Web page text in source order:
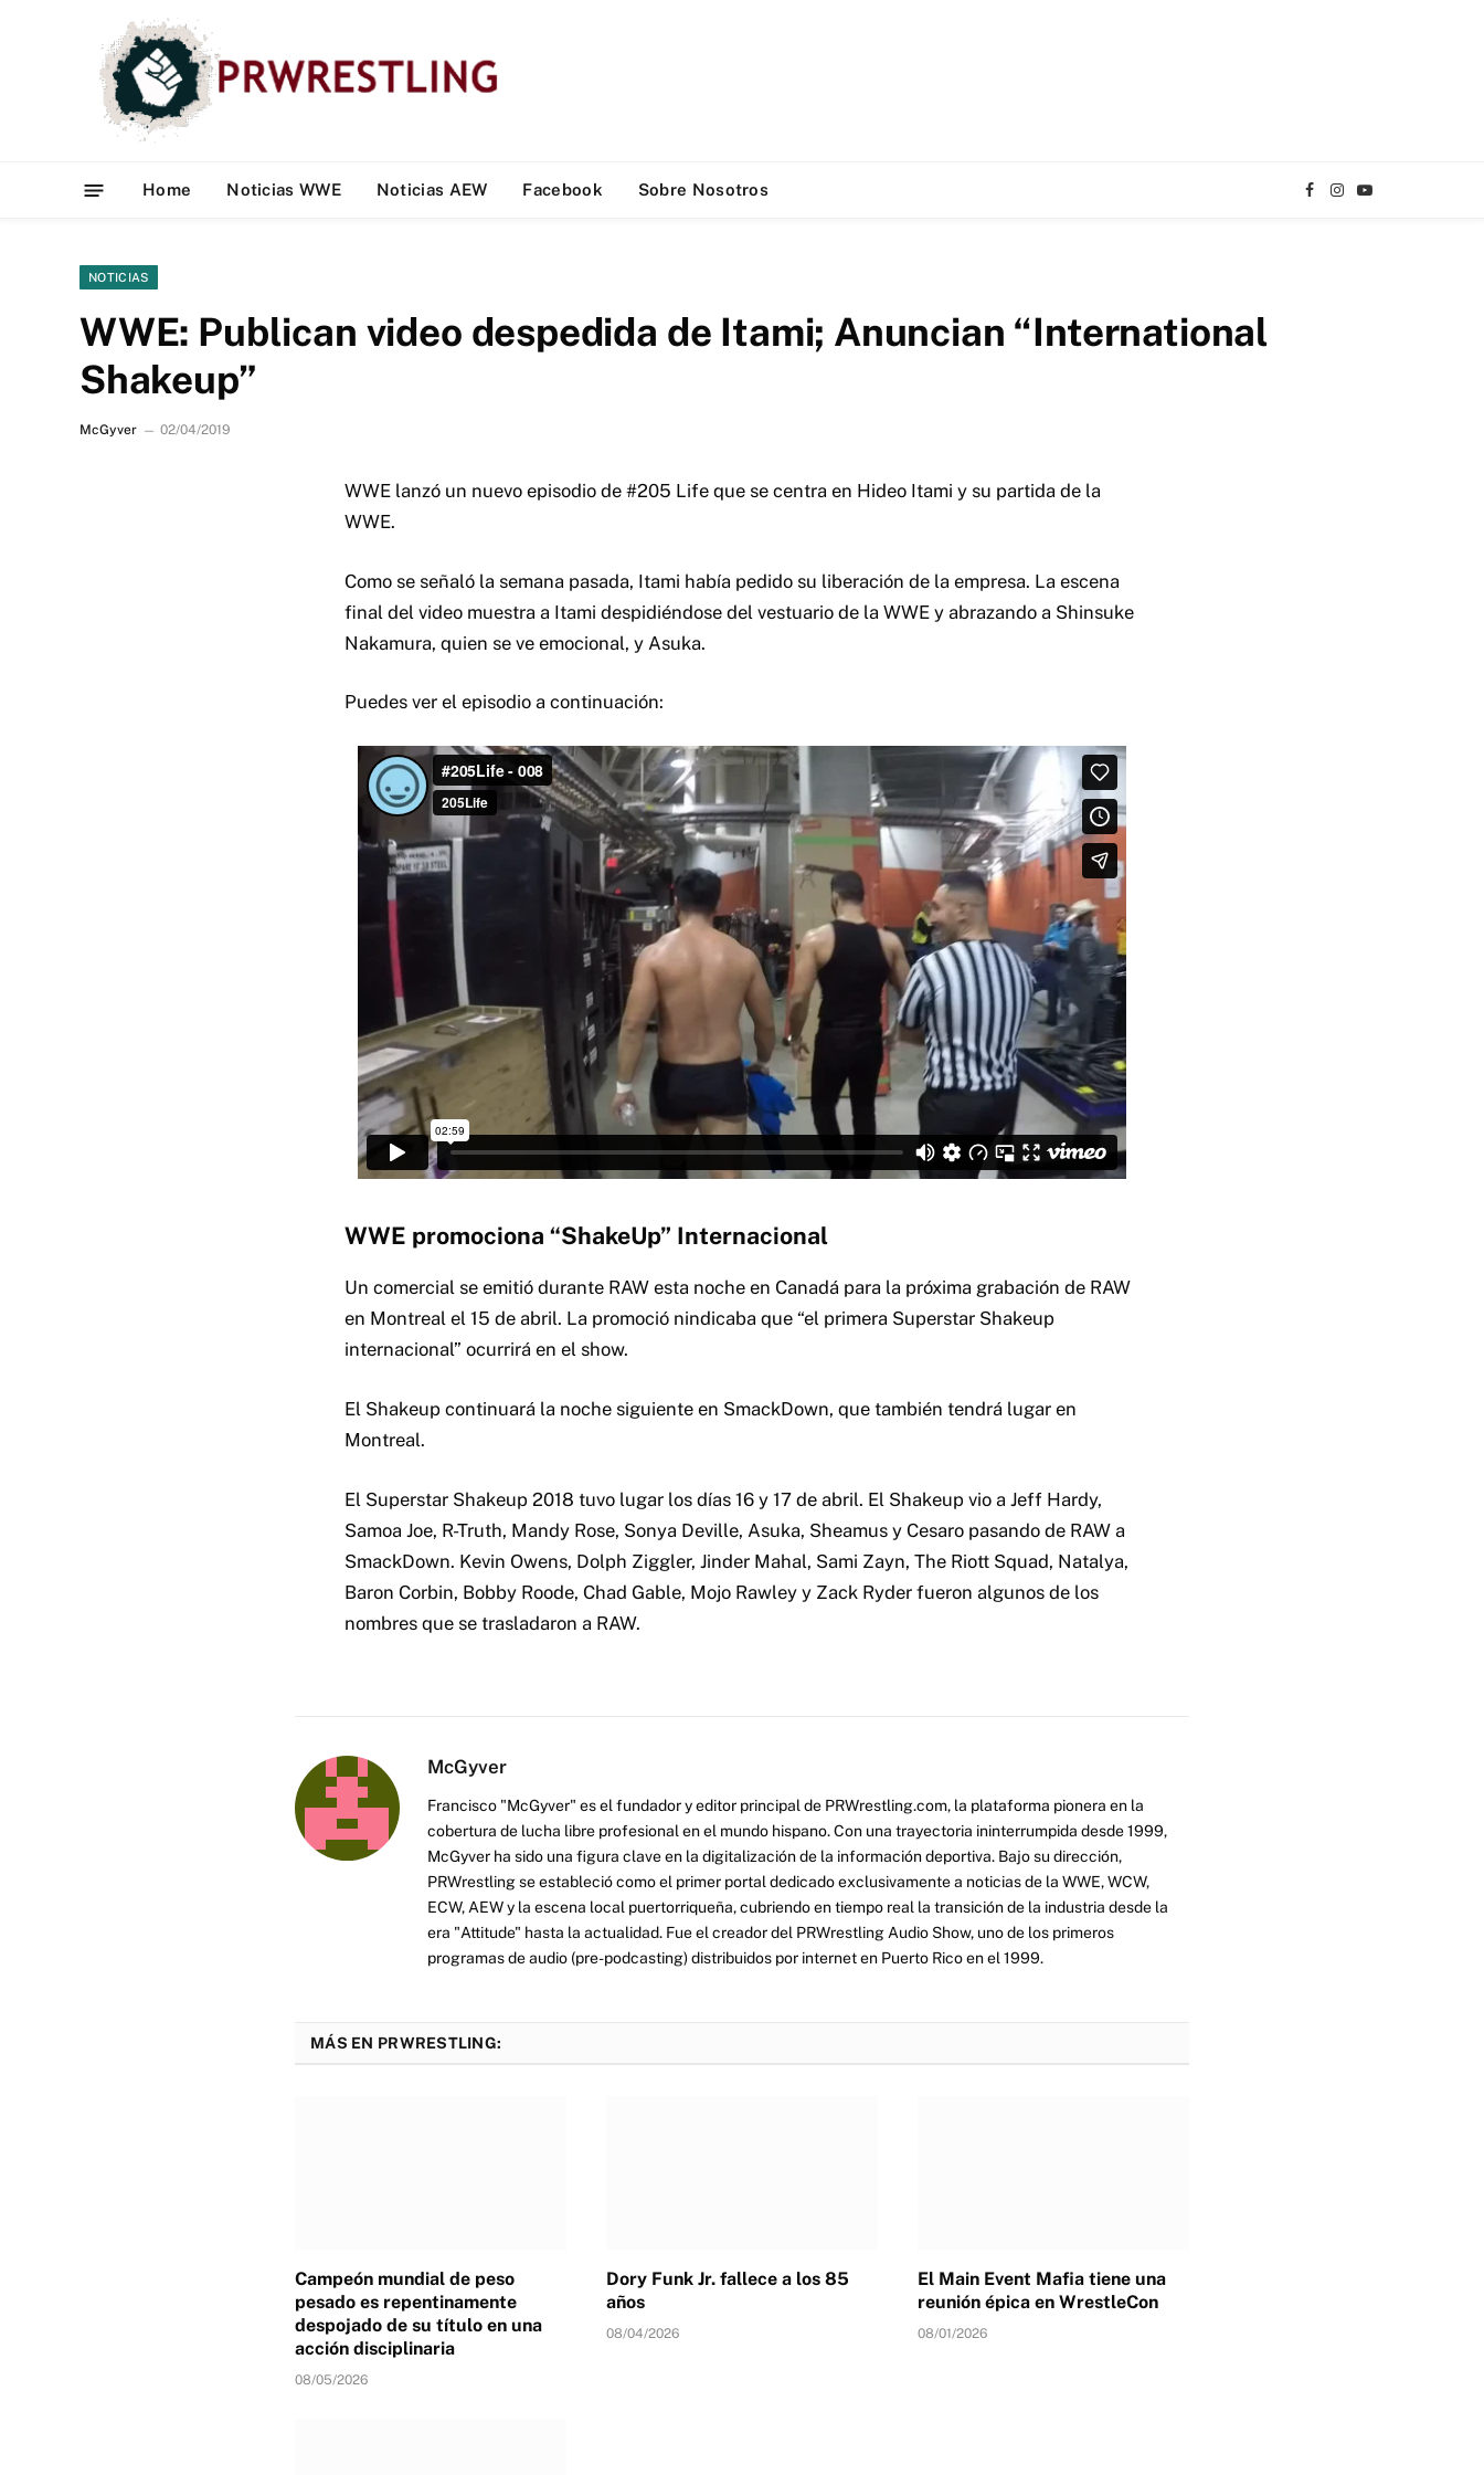
Home Noticias WWE Noticias AEW Facebook Sobre Nosotros
Facebook
Instagram
YouTube
NOTICIAS
WWE: Publican video despedida de Itami; Anuncian “International
Shakeup”
McGyver 02/04/2019
WWE lanzó un nuevo episodio de #205 Life que se centra en Hideo Itami y su partida de la
WWE.
Como se señaló la semana pasada, Itami había pedido su liberación de la empresa. La escena
final del video muestra a Itami despidiéndose del vestuario de la WWE y abrazando a Shinsuke
Nakamura, quien se ve emocional, y Asuka.
Puedes ver el episodio a continuación:
WWE promociona “ShakeUp” Internacional
Un comercial se emitió durante RAW esta noche en Canadá para la próxima grabación de RAW
en Montreal el 15 de abril. La promoció nindicaba que “el primera Superstar Shakeup
internacional” ocurrirá en el show.
El Shakeup continuará la noche siguiente en SmackDown, que también tendrá lugar en
Montreal.
El Superstar Shakeup 2018 tuvo lugar los días 16 y 17 de abril. El Shakeup vio a Jeff Hardy,
Samoa Joe, R-Truth, Mandy Rose, Sonya Deville, Asuka, Sheamus y Cesaro pasando de RAW a
SmackDown. Kevin Owens, Dolph Ziggler, Jinder Mahal, Sami Zayn, The Riott Squad, Natalya,
Baron Corbin, Bobby Roode, Chad Gable, Mojo Rawley y Zack Ryder fueron algunos de los
nombres que se trasladaron a RAW.
McGyver
Francisco "McGyver" es el fundador y editor principal de PRWrestling.com, la plataforma pionera en la
cobertura de lucha libre profesional en el mundo hispano. Con una trayectoria ininterrumpida desde 1999,
McGyver ha sido una figura clave en la digitalización de la información deportiva. Bajo su dirección,
PRWrestling se estableció como el primer portal dedicado exclusivamente a noticias de la WWE, WCW,
ECW, AEW y la escena local puertorriqueña, cubriendo en tiempo real la transición de la industria desde la
era "Attitude" hasta la actualidad. Fue el creador del PRWrestling Audio Show, uno de los primeros
programas de audio (pre-podcasting) distribuidos por internet en Puerto Rico en el 1999.
MÁS EN PRWRESTLING:
Campeón mundial de peso
pesado es repentinamente
despojado de su título en una
acción disciplinaria
08/05/2026
Dory Funk Jr. fallece a los 85
años
08/04/2026
El Main Event Mafia tiene una
reunión épica en WrestleCon
08/01/2026